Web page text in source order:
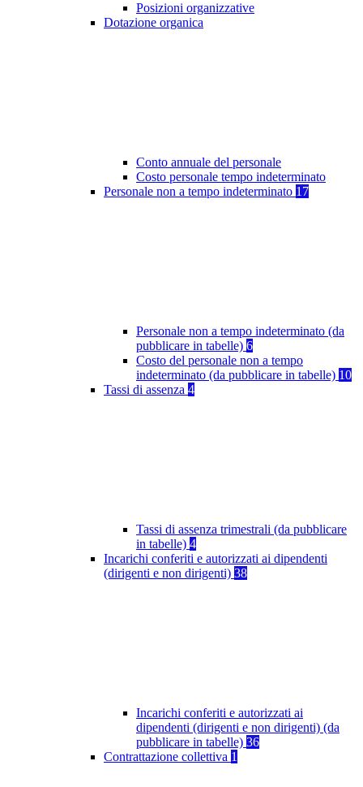
Posizioni organizzative
Dotazione organica
Conto annuale del personale
Costo personale tempo indeterminato
Personale non a tempo indeterminato 17
Personale non a tempo indeterminato (da
pubblicare in tabelle) 6
Costo del personale non a tempo
indeterminato (da pubblicare in tabelle) 10
Tassi di assenza 4
Tassi di assenza trimestrali (da pubblicare
in tabelle) 4
Incarichi conferiti e autorizzati ai dipendenti
(dirigenti e non dirigenti) 38
Incarichi conferiti e autorizzati ai
dipendenti (dirigenti e non dirigenti) (da
pubblicare in tabelle) 36
Contrattazione collettiva 1